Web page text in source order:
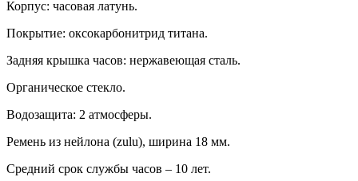
Корпус: часовая латунь.
Покрытие: оксокарбонитрид титана.
Задняя крышка часов: нержавеющая сталь.
Органическое стекло.
Водозащита: 2 атмосферы.
Ремень из нейлона (zulu), ширина 18 мм.
Средний срок службы часов – 10 лет.